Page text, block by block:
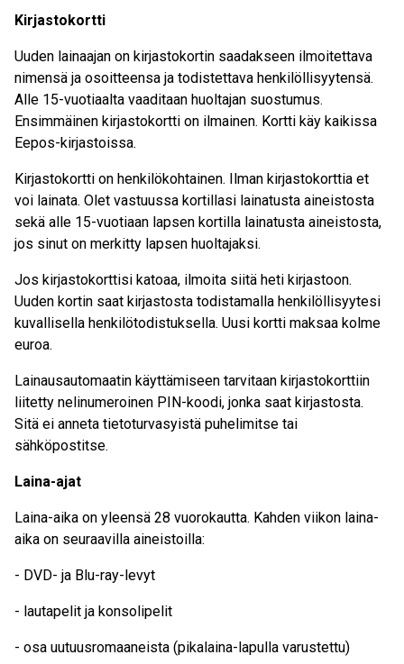
Kirjastokortti
Uuden lainaajan on kirjastokortin saadakseen ilmoitettava
nimensä ja osoitteensa ja todistettava henkilöllisyytensä.
Alle 15-vuotiaalta vaaditaan huoltajan suostumus.
Ensimmäinen kirjastokortti on ilmainen. Kortti käy kaikissa
Eepos-kirjastoissa.
Kirjastokortti on henkilökohtainen. Ilman kirjastokorttia et
voi lainata. Olet vastuussa kortillasi lainatusta aineistosta
sekä alle 15-vuotiaan lapsen kortilla lainatusta aineistosta,
jos sinut on merkitty lapsen huoltajaksi.
Jos kirjastokorttisi katoaa, ilmoita siitä heti kirjastoon.
Uuden kortin saat kirjastosta todistamalla henkilöllisyytesi
kuvallisella henkilötodistuksella. Uusi kortti maksaa kolme
euroa.
Lainausautomaatin käyttämiseen tarvitaan kirjastokorttiin
liitetty nelinumeroinen PIN-koodi, jonka saat kirjastosta.
Sitä ei anneta tietoturvasyistä puhelimitse tai
sähköpostitse.
Laina-ajat
Laina-aika on yleensä 28 vuorokautta. Kahden viikon laina-
aika on seuraavilla aineistoilla:
- DVD- ja Blu-ray-levyt
- lautapelit ja konsolipelit
- osa uutuusromaaneista (pikalaina-lapulla varustettu)